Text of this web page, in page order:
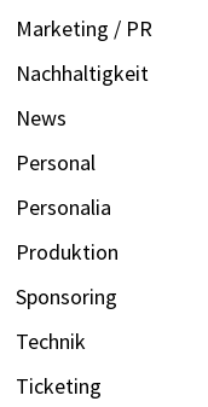
Marketing / PR
Nachhaltigkeit
News
Personal
Personalia
Produktion
Sponsoring
Technik
Ticketing